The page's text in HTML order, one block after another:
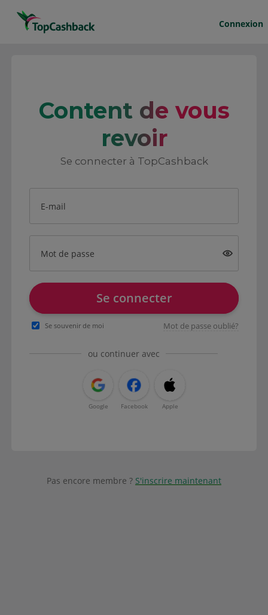
Connexion
Content de vous
revoir
Se connecter à TopCashback
E-mail
Mot de passe
Se connecter
Se souvenir de moi Mot de passe oublié?
ou continuer avec
Google Facebook Apple
Pas encore membre ? S'inscrire maintenant